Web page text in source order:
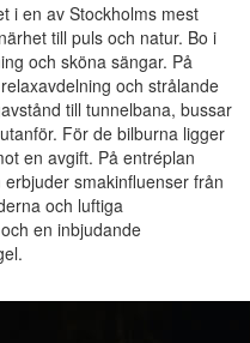
i en av Stockholms mest
till puls och natur. Bo i
och sköna sängar. På
och strålande
till tunnelbana, bussar
För de bilburna ligger
en avgift. På entréplan
smakinfluenser från
och luftiga
en inbjudande